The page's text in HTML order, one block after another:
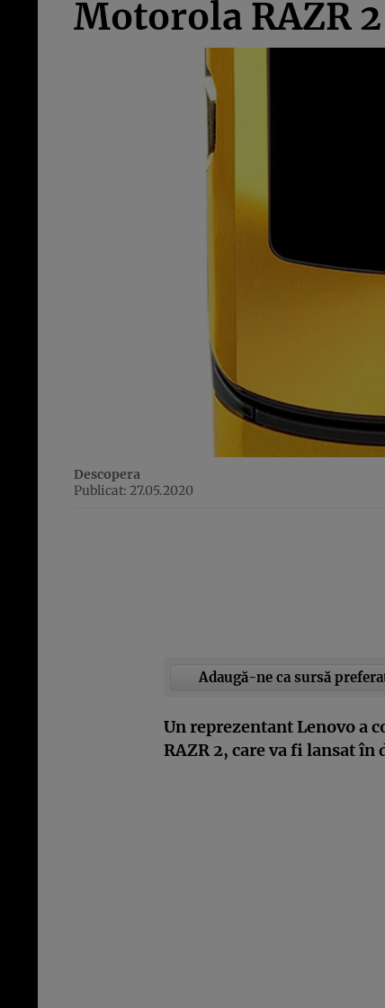
Motorola RAZR
Descopera
Publicat: 27.05.2020
Adaugă-ne ca sursă
Un reprezentant Lenovo a
RAZR 2, care va fi lansat în